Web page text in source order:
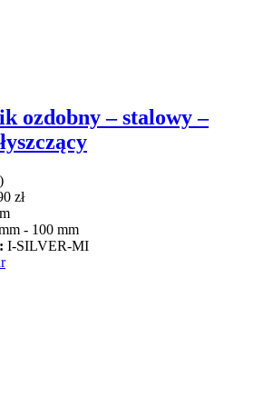
ozdobny – stalowy –
złZakres
od
94,90 zł
- 100 mm
I-SILVER-MI
Ten